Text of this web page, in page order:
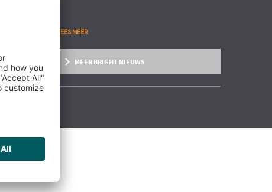
LEES MEER
INTERVIEW VISMA | RAET
MEER BRIGHT NIEUWS